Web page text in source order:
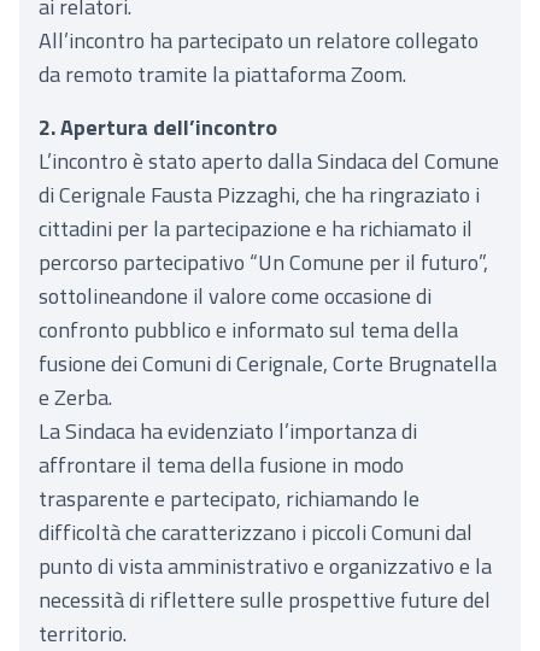
All’incontro ha partecipato un relatore collegato
da remoto tramite la piattaforma Zoom.
2. Apertura dell’incontro
L’incontro è stato aperto dalla Sindaca del Comune
di Cerignale Fausta Pizzaghi, che ha ringraziato i
cittadini per la partecipazione e ha richiamato il
percorso partecipativo “Un Comune per il futuro”,
sottolineandone il valore come occasione di
confronto pubblico e informato sul tema della
fusione dei Comuni di Cerignale, Corte Brugnatella
e Zerba.
La Sindaca ha evidenziato l’importanza di
affrontare il tema della fusione in modo
trasparente e partecipato, richiamando le
difficoltà che caratterizzano i piccoli Comuni dal
punto di vista amministrativo e organizzativo e la
necessità di riflettere sulle prospettive future del
territorio.